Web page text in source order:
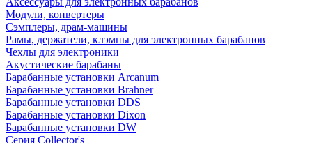
Модули, конвертеры
Сэмплеры, драм-машины
Рамы, держатели, клэмпы для электронных барабанов
Чехлы для электроники
Акустические барабаны
Барабанные установки Arcanum
Барабанные установки Brahner
Барабанные установки DDS
Барабанные установки Dixon
Барабанные установки DW
Серия Collector's